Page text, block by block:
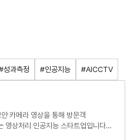
성과측정 #인공지능 #AICCTV
카메라 영상을 통해 방문객
영상처리 인공지능 스타트업입니다.